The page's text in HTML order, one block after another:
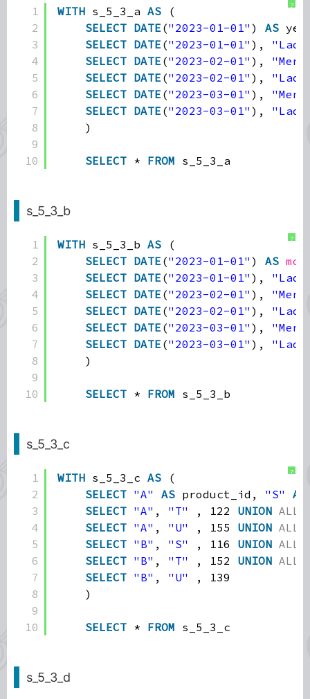
?
1
2
3
4
5
6
7
8
9
10
WITH s_5_3_a AS
(
SELECT DATE ("2023-01-01" ) AS
SELECT DATE ("2023-01-01" ),
SELECT DATE ("2023-02-01" ),
SELECT DATE ("2023-02-01" ),
SELECT DATE ("2023-03-01" ),
SELECT DATE ("2023-03-01" ),
)
SELECT * FROM s_5_3_a
s_5_3_b
?
1
2
3
4
5
6
7
8
9
10
WITH s_5_3_b AS
(
SELECT DATE ("2023-01-01" ) AS
SELECT DATE ("2023-01-01" ),
SELECT DATE ("2023-02-01" ),
SELECT DATE ("2023-02-01" ),
SELECT DATE ("2023-03-01" ),
SELECT DATE ("2023-03-01" ),
)
SELECT * FROM s_5_3_b
s_5_3_c
?
1
2
3
4
5
6
7
8
9
10
WITH s_5_3_c AS
(
SELECT "A" AS product_id, "S"
AS
SELECT "A" , "T" , 122 UNION ALL
SELECT "A" , "U" , 155 UNION ALL
SELECT "B" , "S" , 116 UNION ALL
SELECT "B" , "T" , 152 UNION ALL
SELECT "B" , "U"
, 139
)
SELECT * FROM s_5_3_c
s_5_3_d